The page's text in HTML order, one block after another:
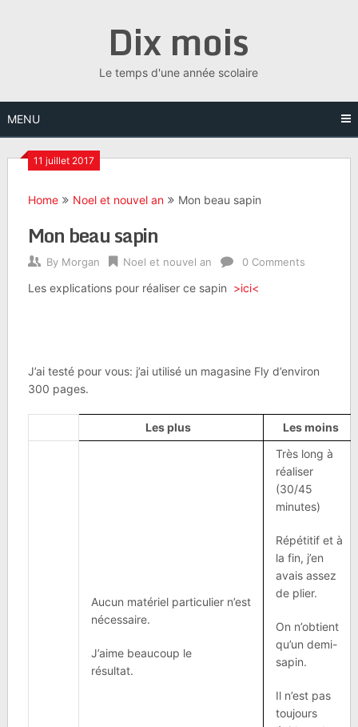
Dix mois
Le temps d'une année scolaire
MENU
11 juillet 2017
Home Noel et nouvel an Mon beau sapin
Mon beau sapin
By Morgan Noel et nouvel an 0 Comments
Les explications pour réaliser ce sapin >ici<
J’ai testé pour vous: j’ai utilisé un magasine Fly d’environ
300 pages.
Les plus Les moins
Aucun matériel particulier n’est
nécessaire.
J’aime beaucoup le
résultat.
Très long à
réaliser
(30/45
minutes)
Répétitif et à
la fin, j’en
avais assez
de plier.
On n’obtient
qu’un demi-
sapin.
Il n’est pas
toujours